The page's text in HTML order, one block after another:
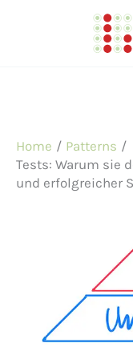
Home
Patterns
Tests: Warum sie
und erfolgreicher